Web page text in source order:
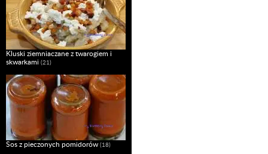
Kluski ziemniaczane z twarogiem i
skwarkami (21)
Sos z pieczonych pomidorów (18)